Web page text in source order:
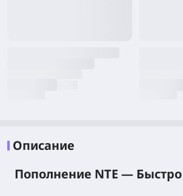
Описание
Пополнение NTE —